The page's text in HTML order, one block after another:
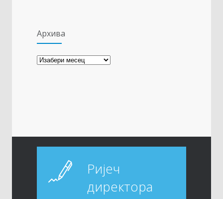
Архива
Архива
Ријеч
директора